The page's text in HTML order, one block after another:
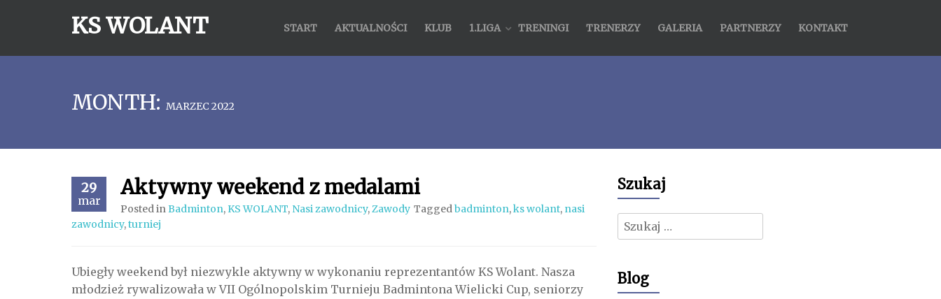
KS WOLANT START AKTUALNOŚCI KLUB 1.LIGA TRENINGI TRENERZY GALERIA PARTNERZY KONTAKT
MONTH: MARZEC 2022
29
mar
Aktywny weekend z medalami
Posted inBadminton, KS WOLANT, Nasi zawodnicy,Zawody Taggedbadminton,ks wolant, nasi
zawodnicy,turniej
Ubiegły weekend był niezwykle aktywny w wykonaniu reprezentantów KS Wolant. Nasza
młodzież rywalizowała w VII Ogólnopolskim Turnieju Badmintona Wielicki Cup, seniorzy
Szukaj
Szukaj:
Blog